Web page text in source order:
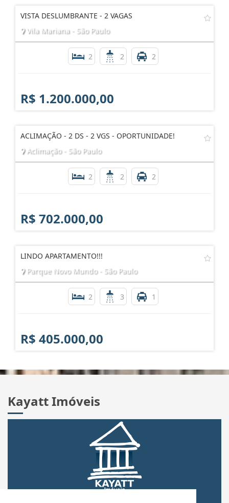
VISTA DESLUMBRANTE - 2 VAGAS
Vila Mariana - São Paulo
2 2 2
R$ 1.200.000,00
ACLIMAÇÃO - 2 DS - 2 VGS - OPORTUNIDADE!
Aclimação - São Paulo
2 2 2
R$ 702.000,00
LINDO APARTAMENTO!!!
Parque Novo Mundo - São Paulo
2 3 1
R$ 405.000,00
Kayatt Imóveis